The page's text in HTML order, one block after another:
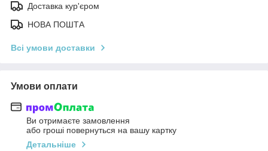
Доставка кур'єром
НОВА ПОШТА
Всі умови доставки
Умови оплати
Ви отримаєте замовлення
або гроші повернуться на вашу картку
Детальніше